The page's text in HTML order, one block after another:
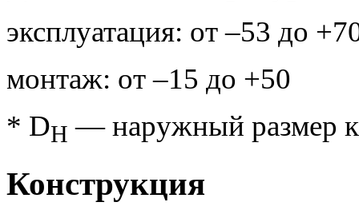
эксплуатация: от –53 до
монтаж: от –15 до +50
* DH — наружный размер
Конструкция